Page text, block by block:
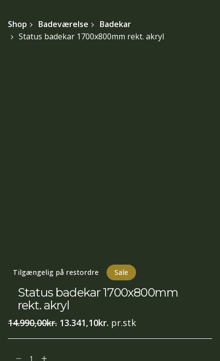
Shop Badeværelse
Badekar
Status badekar 1700x800mm rekt. akryl
Tilgængelig på restordre Sale
Status badekar 1700x800mm
rekt. akryl
14.990,00kr. Den
oprindelige
13.341,10kr. Den
aktuelle
pr.stk
Status